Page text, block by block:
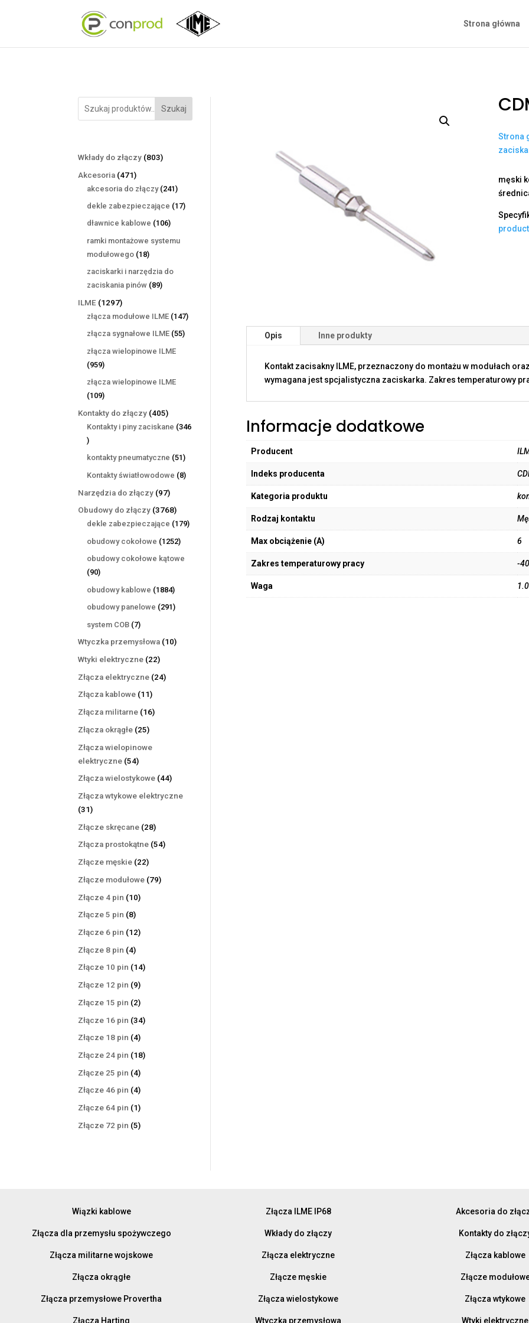
Strona główna
Szukaj
Wkłady do złączy 803803
Akcesoria 471471
produktów
akcesoria do złączy 241241
produktów
dekle zabezpieczające 1717
dławnice kablowe 106106
ramki montażowe systemu
modułowego 1818
produktów
zaciskarki i narzędzia do
zaciskania pinów 8989
ILME 12971297
produktów
złącza modułowe ILME 147147
złącza sygnałowe ILME 5555
złącza wielopinowe ILME
959959
produktów
złącza wielopinowe ILME
109109
produktów
Kontakty do złączy 405405
produktów
Kontakty i piny zaciskane 346
346
produktów
kontakty pneumatyczne 5151
produktów
Kontakty światłowodowe 88
Narzędzia do złączy 9797
produktów
Obudowy do złączy 37683768
produktów
dekle zabezpieczające 179179
obudowy cokołowe 12521252
obudowy cokołowe kątowe
9090
produktów
obudowy kablowe 18841884
produkty
obudowy panelowe 291291
system COB 77
produktów
Wtyczka przemysłowa 1010
Wtyki elektryczne 2222
produkty
Złącza elektryczne 2424
Złącza kablowe 1111
produktów
Złącza militarne 1616
Złącza okrągłe 2525
Złącza wielopinowe
elektryczne 5454
produkty
Złącza wielostykowe 4444
Złącza wtykowe elektryczne
3131
produktów
Złącze skręcane 2828
produktów
Złącza prostokątne 5454
Złącze męskie 2222
produkty
Złącze modułowe 7979
Złącze 4 pin 1010
Złącze 5 pin 88
produktów
Złącze 6 pin 1212
Złącze 8 pin 44
produkty
Złącze 10 pin 1414
Złącze 12 pin 99
produktów
Złącze 15 pin 22
produkty
Złącze 16 pin 3434
Złącze 18 pin 44
produkty
Złącze 24 pin 1818
Złącze 25 pin 44
produkty
Złącze 46 pin 44
produkty
Złącze 64 pin 11
produkt
Złącze 72 pin 55
Strona
męski
Opis Inne produkty
Kontakt zacisakny ILME, przeznaczony do montażu w modułach
wymagana jest spcjalistyczna zaciskarka. Zakres temperaturowy
Informacje dodatkowe
Producent
Indeks producenta
Kategoria produktu
Rodzaj kontaktu
Max obciążenie (A) 6
Zakres temperaturowy pracy -
Waga
Wiązki kablowe
Złącza dla przemysłu spożywczego
Złącza militarne wojskowe
Złącza okrągłe
Złącza przemysłowe Provertha
Złącza Harting
Złącza ILME IP68
Wkłady do złączy
Złącza elektryczne
Złącze męskie
Złącza wielostykowe
Wtyczka przemysłowa
Akcesoria do
Kontakty do
Złącza kablowe
Złącze
Złącza wtykowe
Wtyki elektryczne